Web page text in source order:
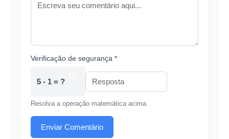
Verificação de segurança *
5 - 1 = ?
Resolva a operação matemática acima
Enviar Comentário